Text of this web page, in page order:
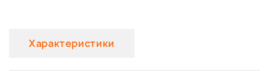
Характеристики